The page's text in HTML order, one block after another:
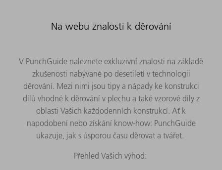
Na webu znalosti k děrování
V PunchGuide naleznete exkluzivní znalosti na základě
zkušenosti nabývané po desetiletí v technologii
děrování. Mezi nimi jsou tipy a nápady ke konstrukci
dílů vhodné k děrování v plechu a také vzorové díly z
oblasti Vašich každodenních konstrukcí. Ať k
napodobení nebo získání know-how: PunchGuide
ukazuje, jak s úsporou času děrovat a tvářet.
Přehled Vašich výhod: